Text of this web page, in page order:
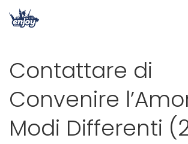
Contattare di
Convenire
Modi Differenti